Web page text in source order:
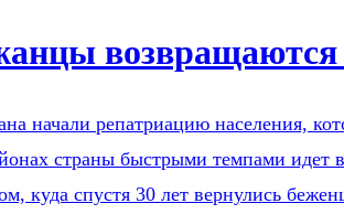
возвращаются
начали репатриацию населения,
страны быстрыми темпами идет
куда спустя 30 лет вернулись